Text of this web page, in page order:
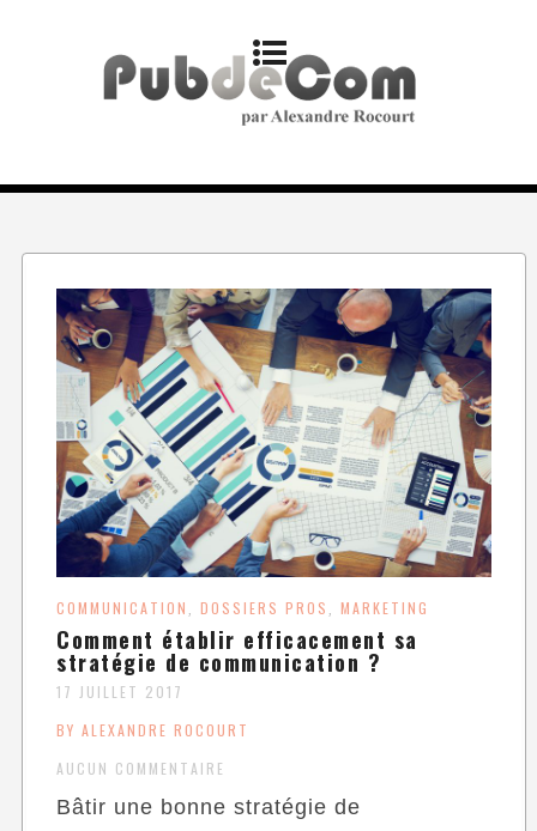
COMMUNICATION DOSSIERS PROS MARKETING
Comment établir efficacement sa
stratégie de communication ?
17 JUILLET 2017
BY ALEXANDRE ROCOURT
AUCUN COMMENTAIRE
Bâtir une bonne stratégie de